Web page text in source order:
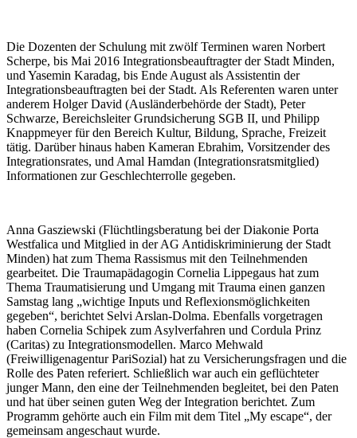
Die Dozenten der Schulung mit zwölf Terminen waren Norbert
Scherpe, bis Mai 2016 Integrationsbeauftragter der Stadt Minden,
und Yasemin Karadag, bis Ende August als Assistentin der
Integrationsbeauftragten bei der Stadt. Als Referenten waren unter
anderem Holger David (Ausländerbehörde der Stadt), Peter
Schwarze, Bereichsleiter Grundsicherung SGB II, und Philipp
Knappmeyer für den Bereich Kultur, Bildung, Sprache, Freizeit
tätig. Darüber hinaus haben Kameran Ebrahim, Vorsitzender des
Integrationsrates, und Amal Hamdan (Integrationsratsmitglied)
Informationen zur Geschlechterrolle gegeben.
Anna Gasziewski (Flüchtlingsberatung bei der Diakonie Porta
Westfalica und Mitglied in der AG Antidiskriminierung der Stadt
Minden) hat zum Thema Rassismus mit den Teilnehmenden
gearbeitet. Die Traumapädagogin Cornelia Lippegaus hat zum
Thema Traumatisierung und Umgang mit Trauma einen ganzen
Samstag lang „wichtige Inputs und Reflexionsmöglichkeiten
gegeben“, berichtet Selvi Arslan-Dolma. Ebenfalls vorgetragen
haben Cornelia Schipek zum Asylverfahren und Cordula Prinz
(Caritas) zu Integrationsmodellen. Marco Mehwald
(Freiwilligenagentur PariSozial) hat zu Versicherungsfragen und die
Rolle des Paten referiert. Schließlich war auch ein geflüchteter
junger Mann, den eine der Teilnehmenden begleitet, bei den Paten
und hat über seinen guten Weg der Integration berichtet. Zum
Programm gehörte auch ein Film mit dem Titel „My escape“, der
gemeinsam angeschaut wurde.